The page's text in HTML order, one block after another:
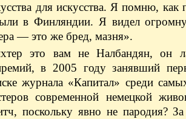
для искусства. Я помню, как
в Финляндии. Я видел
— это же бред, мазня».
это вам не Налбандян, он
в 2005 году занявший
журнала «Капитал» среди
современной немецкой
поскольку явно не пародия?